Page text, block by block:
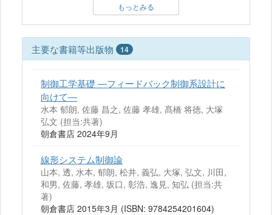
もっとみる
主要な書籍等出版物 14
制御工学基礎 ―フィードバック制御系設計に
向けて―
水本 郁朗, 佐藤 昌之, 佐藤 孝雄, 髙橋 将徳, 大塚
弘文 (担当:共著)
朝倉書店 2024年9月
線形システム制御論
山本, 透, 水本, 郁朗, 松井, 義弘, 大塚, 弘文, 川田,
和男, 佐藤, 孝雄, 坂口, 彰浩, 逸見, 知弘 (担当:共
著)
朝倉書店 2015年3月 (ISBN: 9784254201604)